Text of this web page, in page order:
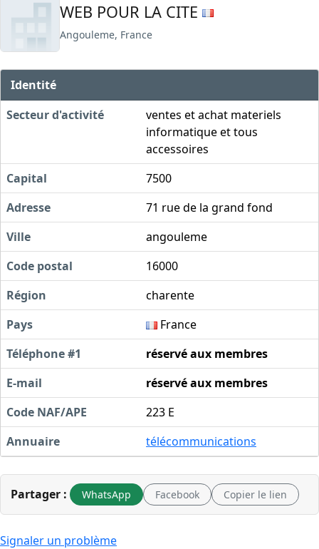
WEB POUR LA CITE
Angouleme, France
Identité
Secteur d'activité
ventes et achat materiels
informatique et tous
accessoires
Capital
7500
Adresse
71 rue de la grand fond
Ville
angouleme
Code postal
16000
Région
charente
Pays
France
Téléphone #1
réservé aux membres
E-mail
réservé aux membres
Code NAF/APE
223 E
Annuaire
télécommunications
Partager : WhatsApp Facebook Copier le lien
Signaler un problème